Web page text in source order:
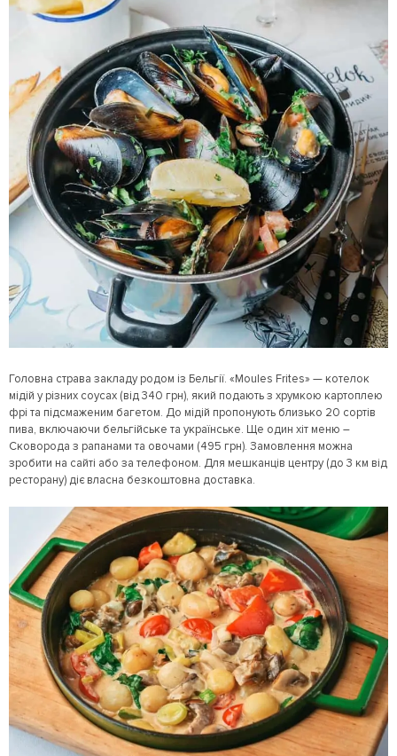
Головна страва закладу родом із Бельгії. «Moules Frites» — котелок
мідій у різних соусах (від 340 грн), який подають з хрумкою картоплею
фрі та підсмаженим багетом. До мідій пропонують близько 20 сортів
пива, включаючи бельгійське та українське. Ще один хіт меню –
Сковорода з рапанами та овочами (495 грн). Замовлення можна
зробити на сайті або за телефоном. Для мешканців центру (до 3 км від
ресторану) діє власна безкоштовна доставка.